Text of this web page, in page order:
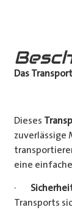
Das
Dieses
zuverlässige
eine
·
Transports